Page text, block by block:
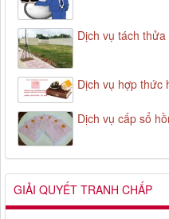
Dịch vụ tách thửa
Dịch vụ hợp thức
Dịch vụ cấp sổ
GIẢI QUYẾT TRANH CHẤP